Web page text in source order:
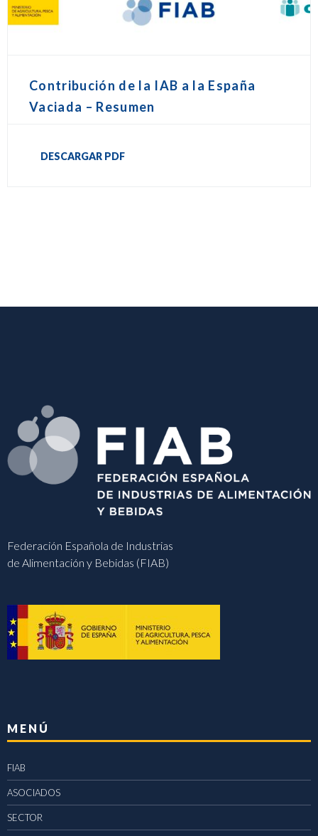
Contribución de la IAB a la España
Vaciada – Resumen
DESCARGAR PDF
Federación Española de Industrias
de Alimentación y Bebidas (FIAB)
MENÚ
FIAB
ASOCIADOS
SECTOR